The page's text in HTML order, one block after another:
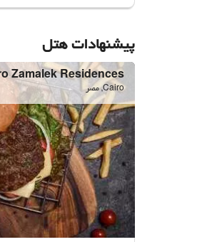
پیشنهادات هتل
Zamalek Residences
Cairo, مصر